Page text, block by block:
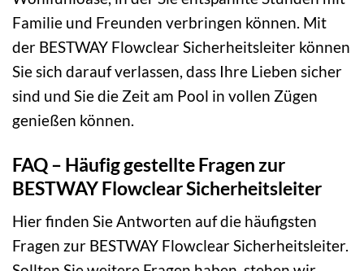
Familie und Freunden verbringen können. Mit
der BESTWAY Flowclear Sicherheitsleiter können
Sie sich darauf verlassen, dass Ihre Lieben sicher
sind und Sie die Zeit am Pool in vollen Zügen
genießen können.
FAQ – Häufig gestellte Fragen zur
BESTWAY Flowclear Sicherheitsleiter
Hier finden Sie Antworten auf die häufigsten
Fragen zur BESTWAY Flowclear Sicherheitsleiter.